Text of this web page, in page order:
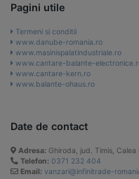
Pagini utile
Termeni si conditii
www.danube-romania.ro
www.masinispalatindustriale.ro
www.cantare-balante-
www.cantare-kern.ro
www.balante-ohaus.ro
Date de contact
Adresa: Ghiroda, jud. Timis,
Telefon: 0371 232 404
Email: vanzari@infinitrade-